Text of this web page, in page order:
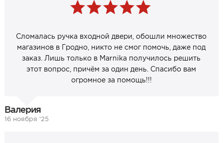
Сломалась ручка входной двери, обошли множество
магазинов в Гродно, никто не смог помочь, даже под
заказ. Лишь только в Marnika получилось решить
этот вопрос, причём за один день. Спасибо вам
огромное за помощь!!!
Валерия
16 ноября ‘25